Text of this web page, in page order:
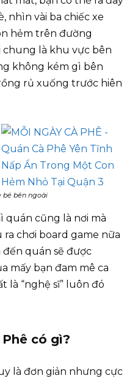
nhìn vài ba chiếc xe
hẻm trên đường
chung là khu vực bên
không kém gì bên
rủ xuống trước hiên
bé bên ngoài
quán cũng là nơi mà
chơi board game nữa
quán sẽ được
mấy bạn đam mê ca
là “nghệ sĩ” luôn đó
có gì?
là đơn giản nhưng cực